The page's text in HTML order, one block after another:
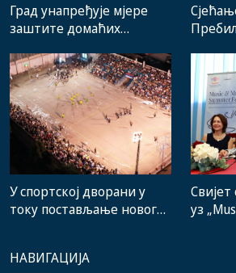
Град унапређује мјере
заштите домаћих
градске пијаце
У спортској дворани у
току постављање новог
нови мобилијар
уз
НАВИГАЦИЈА